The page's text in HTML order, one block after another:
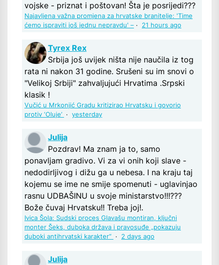
vojske - priznat i poštovan! Šta je posrijedi???
Najavljena važna promjena za hrvatske branitelje: 'Time
ćemo ispraviti još jednu nepravdu' – · 21 hours ago
Tyrex Rex
Srbija još uvijek ništa nije naučila iz tog
rata ni nakon 31 godine. Srušeni su im snovi o
"Velikoj Srbiji" zahvaljujući Hrvatima .Srpski
klasik !
Vučić u Mrkonjić Gradu kritizirao Hrvatsku i govorio
protiv ‘Oluje’ · yesterday
Julija
Pozdrav! Ma znam ja to, samo
ponavljam gradivo. Vi za vi onih koji slave -
nedodirljivog i dižu ga u nebesa. I na kraju taj
kojemu se ime ne smije spomenuti - uglavinjao
rasnu UDBAŠINU u svoje ministarstvo!!!???
Bože čuvaj Hrvatsku!! Treba joj!.
Ivica Šola: Sudski proces Glavašu montiran, ključni
monter Šeks, duboka država i pravosuđe „pokazuju
duboki antihrvatski karakter“ · 2 days ago
Julija